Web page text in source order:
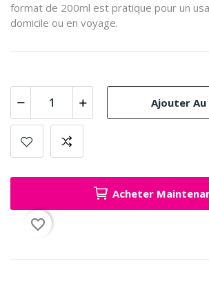
format de 200ml est pratique pour un
domicile ou en voyage.
Ajouter Au
Acheter
favorite_border